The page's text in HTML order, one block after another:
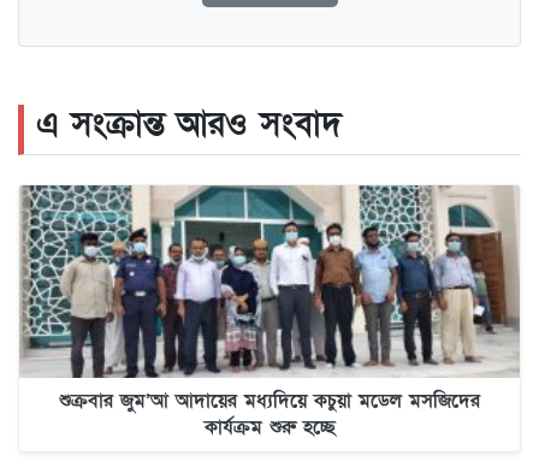
এ সংক্রান্ত আরও সংবাদ
শুক্রবার জুম’আ আদায়ের মধ্যদিয়ে কচুয়া মডেল মসজিদের
কার্যক্রম শুরু হচ্ছে